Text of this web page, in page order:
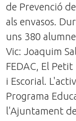
de Prevenció
als envasos.
uns 380
Vic: Joaquim
FEDAC, El
i Escorial.
Programa
l'Ajuntament